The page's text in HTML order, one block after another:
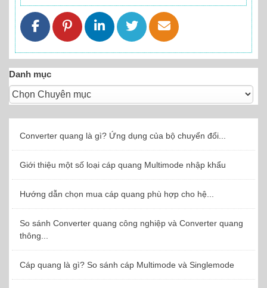
Danh mục
Converter quang là gì? Ứng dụng của bộ chuyển đổi...
Giới thiệu một số loại cáp quang Multimode nhập khẩu
Hướng dẫn chọn mua cáp quang phù hợp cho hệ...
So sánh Converter quang công nghiệp và Converter quang
thông...
Cáp quang là gì? So sánh cáp Multimode và Singlemode